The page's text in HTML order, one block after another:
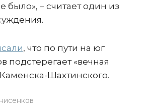
было», – считает один из
, что по пути на юг
подстерегает «вечная
Шахтинского.